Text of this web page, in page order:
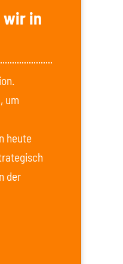
wir in
um
heute
der